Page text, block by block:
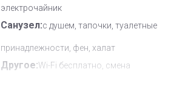
электрочайник
Санузел:с душем, тапочки, туалетные
принадлежности, фен, халат
Другое:Wi-Fi бесплатно, смена